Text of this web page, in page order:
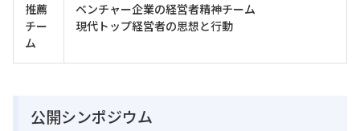
推薦
チー
ム
ベンチャー企業の経営者精神チーム
現代トップ経営者の思想と行動
公開シンポジウム